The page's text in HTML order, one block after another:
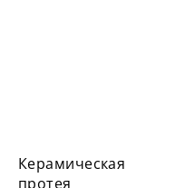
Керамическая
протея